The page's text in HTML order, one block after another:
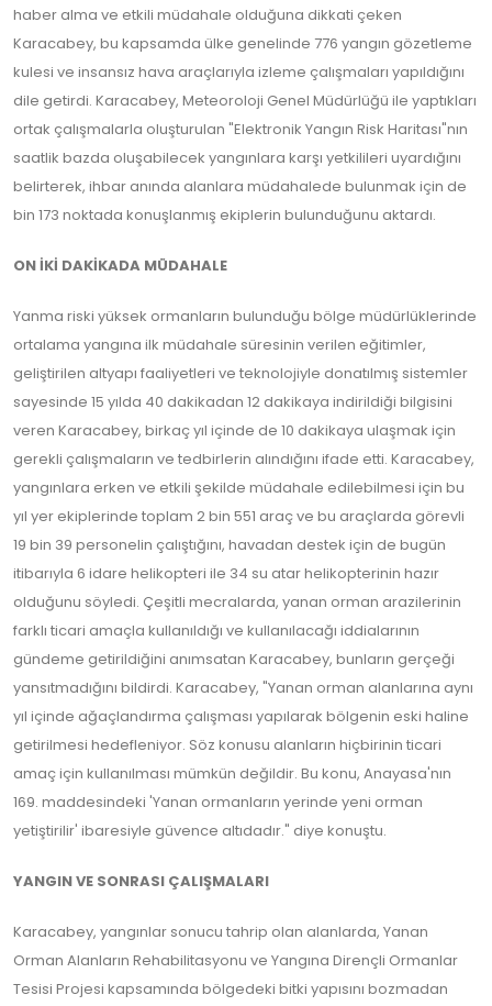
haber alma ve etkili müdahale olduğuna dikkati çeken
Karacabey, bu kapsamda ülke genelinde 776 yangın gözetleme
kulesi ve insansız hava araçlarıyla izleme çalışmaları yapıldığını
dile getirdi. Karacabey, Meteoroloji Genel Müdürlüğü ile yaptıkları
ortak çalışmalarla oluşturulan "Elektronik Yangın Risk Haritası"nın
saatlik bazda oluşabilecek yangınlara karşı yetkilileri uyardığını
belirterek, ihbar anında alanlara müdahalede bulunmak için de
bin 173 noktada konuşlanmış ekiplerin bulunduğunu aktardı.
ON İKİ DAKİKADA MÜDAHALE
Yanma riski yüksek ormanların bulunduğu bölge müdürlüklerinde
ortalama yangına ilk müdahale süresinin verilen eğitimler,
geliştirilen altyapı faaliyetleri ve teknolojiyle donatılmış sistemler
sayesinde 15 yılda 40 dakikadan 12 dakikaya indirildiği bilgisini
veren Karacabey, birkaç yıl içinde de 10 dakikaya ulaşmak için
gerekli çalışmaların ve tedbirlerin alındığını ifade etti. Karacabey,
yangınlara erken ve etkili şekilde müdahale edilebilmesi için bu
yıl yer ekiplerinde toplam 2 bin 551 araç ve bu araçlarda görevli
19 bin 39 personelin çalıştığını, havadan destek için de bugün
itibarıyla 6 idare helikopteri ile 34 su atar helikopterinin hazır
olduğunu söyledi. Çeşitli mecralarda, yanan orman arazilerinin
farklı ticari amaçla kullanıldığı ve kullanılacağı iddialarının
gündeme getirildiğini anımsatan Karacabey, bunların gerçeği
yansıtmadığını bildirdi. Karacabey, "Yanan orman alanlarına aynı
yıl içinde ağaçlandırma çalışması yapılarak bölgenin eski haline
getirilmesi hedefleniyor. Söz konusu alanların hiçbirinin ticari
amaç için kullanılması mümkün değildir. Bu konu, Anayasa'nın
169. maddesindeki 'Yanan ormanların yerinde yeni orman
yetiştirilir' ibaresiyle güvence altıdadır." diye konuştu.
YANGIN VE SONRASI ÇALIŞMALARI
Karacabey, yangınlar sonucu tahrip olan alanlarda, Yanan
Orman Alanların Rehabilitasyonu ve Yangına Dirençli Ormanlar
Tesisi Projesi kapsamında bölgedeki bitki yapısını bozmadan